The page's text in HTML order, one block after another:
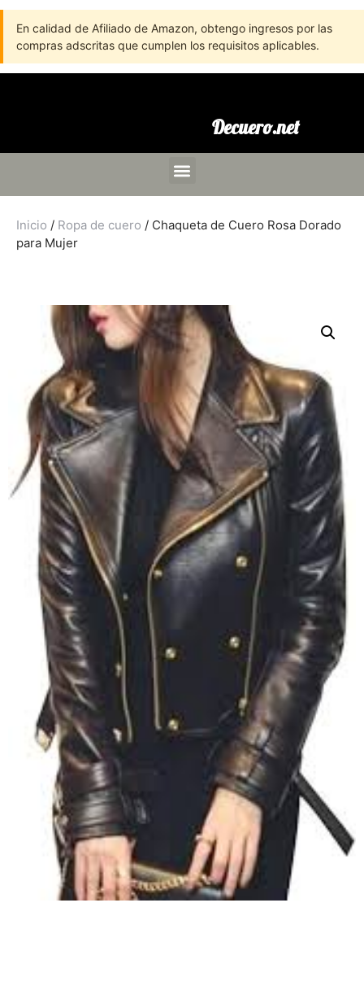
En calidad de Afiliado de Amazon, obtengo ingresos por las
compras adscritas que cumplen los requisitos aplicables.
Decuero.net
Inicio / Ropa de cuero / Chaqueta de Cuero Rosa Dorado
para Mujer